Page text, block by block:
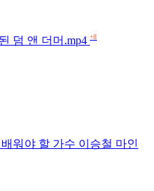
덤 앤 더머.mp4 +8
워야 할 가수 이승철 마인